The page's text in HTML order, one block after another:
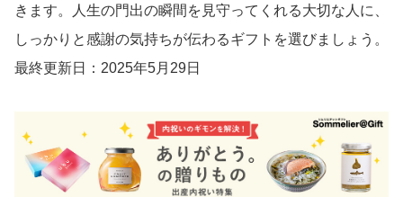
きます。人生の門出の瞬間を見守ってくれる大切な人に、
しっかりと感謝の気持ちが伝わるギフトを選びましょう。
最終更新日：2025年5月29日